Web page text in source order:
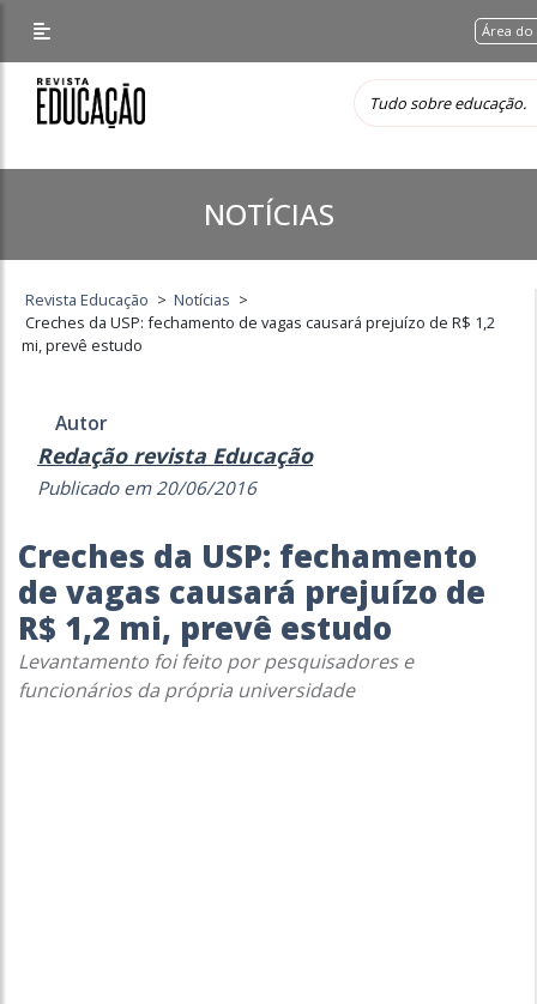
Área
NOTÍCIAS
Revista Educação > Notícias >
Creches da USP: fechamento de vagas causará prejuízo de R$ 1,2
mi, prevê estudo
Autor
Redação revista Educação
Publicado em 20/06/2016
Creches da USP: fechamento
de vagas causará prejuízo de
R$ 1,2 mi, prevê estudo
Levantamento foi feito por pesquisadores e
funcionários da própria universidade